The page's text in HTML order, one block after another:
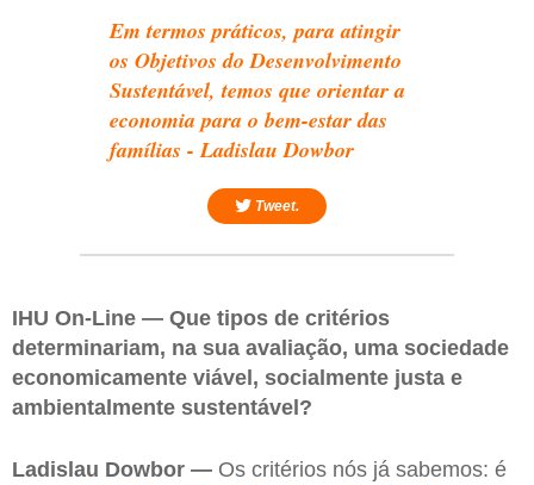
Em termos práticos, para atingir
os Objetivos do Desenvolvimento
Sustentável, temos que orientar a
economia para o bem-estar das
famílias - Ladislau Dowbor
Tweet.
IHU On-Line — Que tipos de critérios
determinariam, na sua avaliação, uma sociedade
economicamente viável, socialmente justa e
ambientalmente sustentável?
Ladislau Dowbor — Os critérios nós já sabemos: é